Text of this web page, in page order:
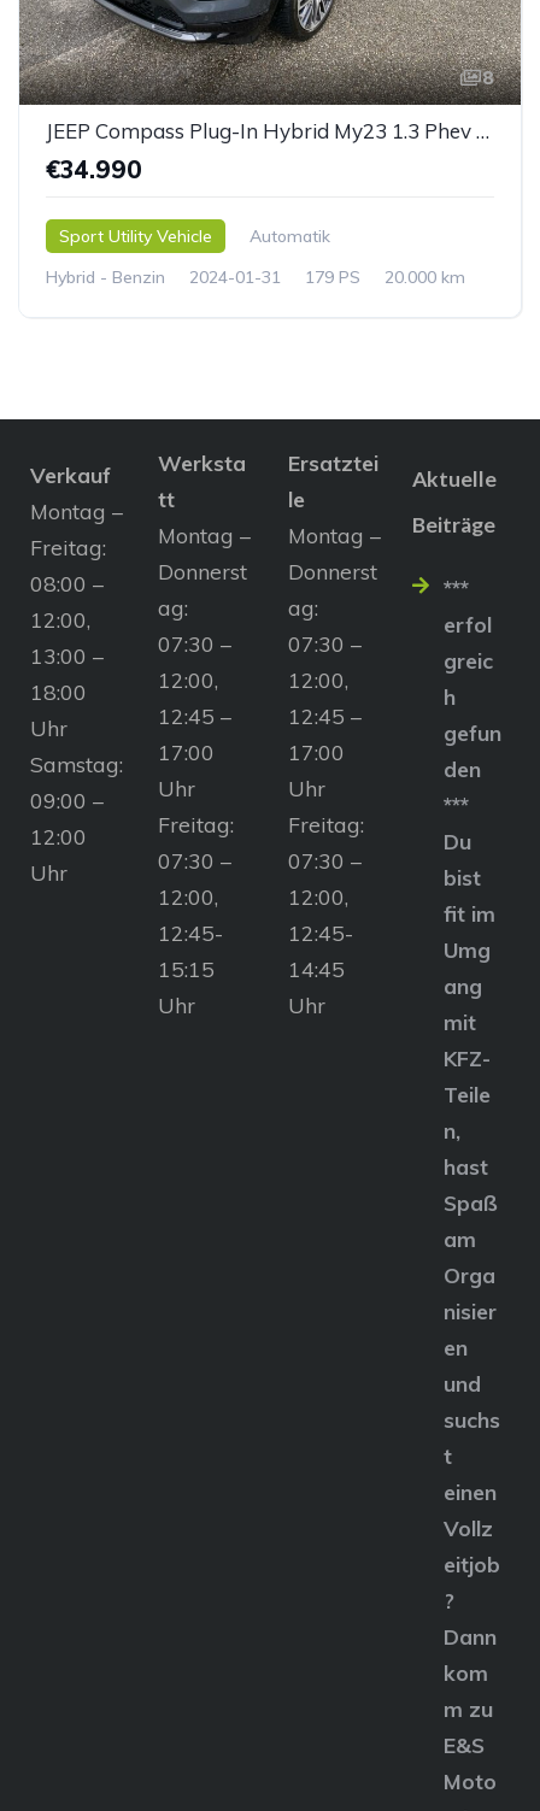
8
JEEP Compass Plug-In Hybrid My23 1.3 Phev At 4xe *AHK*
€34.990
Sport Utility Vehicle
Automatik
Hybrid - Benzin
2024-01-31 179 PS 20.000 km
Verkauf
Montag –
Freitag:
08:00 –
12:00,
13:00 –
18:00
Uhr
Samstag:
09:00 –
12:00
Uhr
Werksta
tt
Montag –
Donnerst
ag:
07:30 –
12:00,
12:45 –
17:00
Uhr
Freitag:
07:30 –
12:00,
12:45-
15:15
Uhr
Ersatztei
le
Montag –
Donnerst
ag:
07:30 –
12:00,
12:45 –
17:00
Uhr
Freitag:
07:30 –
12:00,
12:45-
14:45
Uhr
Aktuelle
Beiträge
***
erfol
greic
h
gefun
den
***
Du
bist
fit im
Umg
ang
mit
KFZ-
Teile
n,
hast
Spaß
am
Orga
nisier
en
und
suchs
t
einen
Vollz
eitjob
?
Dann
kom
m zu
E&S
Moto